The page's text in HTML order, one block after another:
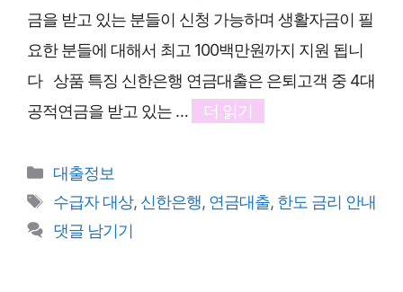
금을 받고 있는 분들이 신청 가능하며 생활자금이 필
요한 분들에 대해서 최고 100백만원까지 지원 됩니
다 상품 특징 신한은행 연금대출은 은퇴고객 중 4대
공적연금을 받고 있는 …
더 읽기
카
테
리
대출정보
태
그
수급자 대상, 신한은행, 연금대출, 한도 금리 안내
댓글 남기기